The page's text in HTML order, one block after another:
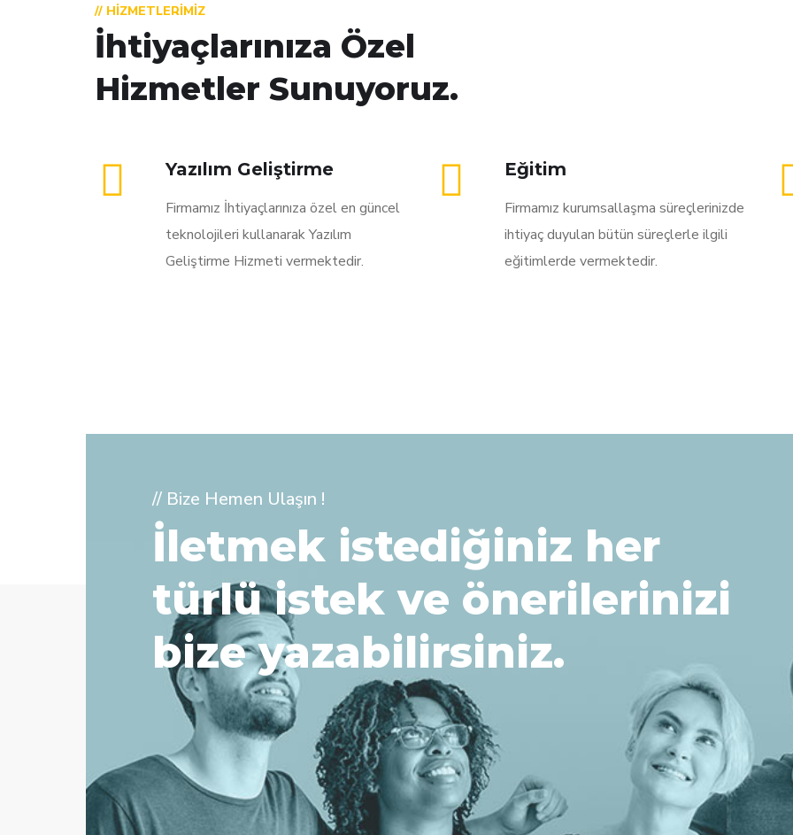
// HIZMETLERIMIZ
İhtiyaçlarınıza Özel
Hizmetler Sunuyoruz.
Yazılım Geliştirme
Firmamız İhtiyaçlarınıza özel en güncel
teknolojileri kullanarak Yazılım
Geliştirme Hizmeti vermektedir.
Eğitim
Firmamız kurumsallaşma süreçlerinizde
ihtiyaç duyulan bütün süreçlerle ilgili
eğitimlerde vermektedir.
// Bize Hemen Ulaşın !
İletmek istediğiniz her
türlü istek ve önerilerinizi
bize yazabilirsiniz.